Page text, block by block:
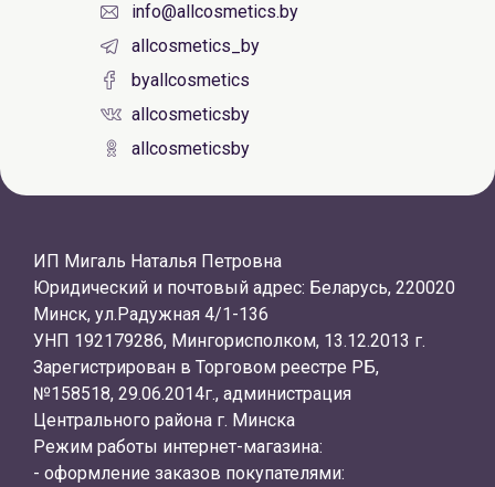
info@allcosmetics.by
allcosmetics_by
byallcosmetics
allcosmeticsby
allcosmeticsby
ИП Мигаль Наталья Петровна
Юридический и почтовый адрес: Беларусь, 220020
Минск, ул.Радужная 4/1-136
УНП 192179286, Мингорисполком, 13.12.2013 г.
Зарегистрирован в Торговом реестре РБ,
№158518, 29.06.2014г., администрация
Центрального района г. Минска
Режим работы интернет-магазина:
- оформление заказов покупателями: